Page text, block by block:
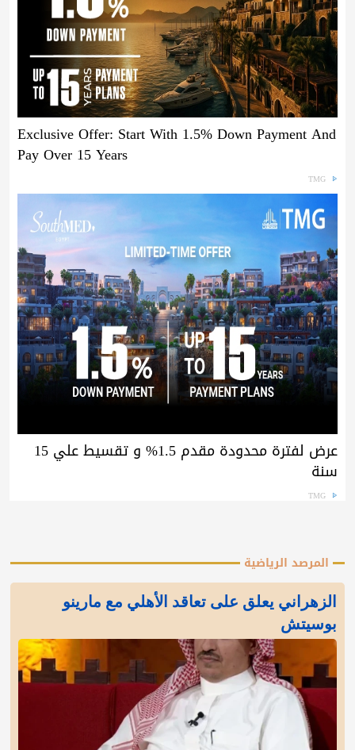
Exclusive Offer: Start With 1.5% Down Payment And
Pay Over 15 Years
TMG
عرض لفترة محدودة مقدم 1.5% و تقسيط علي 15
سنة
TMG
المرصد الرياضية
الزهراني يعلق على تعاقد الأهلي مع مارينو
بوسيتش